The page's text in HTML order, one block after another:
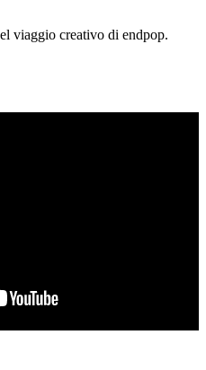
viaggio creativo di endpop.